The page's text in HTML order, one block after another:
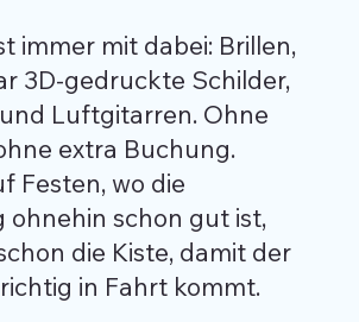
immer mit dabei: Brillen,
3D-gedruckte Schilder,
Luftgitarren. Ohne
extra Buchung.
Festen, wo die
ohnehin schon gut ist,
die Kiste, damit der
in Fahrt kommt.